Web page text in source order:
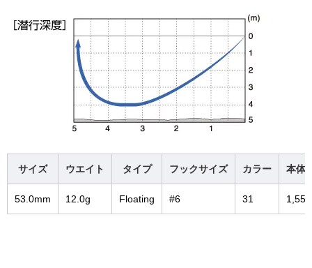
サイズ ウエイト タイプ フックサイズ カラー 本体
53.0mm 12.0g Floating #6 31